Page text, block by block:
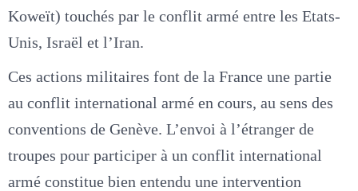
Koweït) touchés par le conflit armé entre les Etats-
Unis, Israël et l’Iran.
Ces actions militaires font de la France une partie
au conflit international armé en cours, au sens des
conventions de Genève. L’envoi à l’étranger de
troupes pour participer à un conflit international
armé constitue bien entendu une intervention